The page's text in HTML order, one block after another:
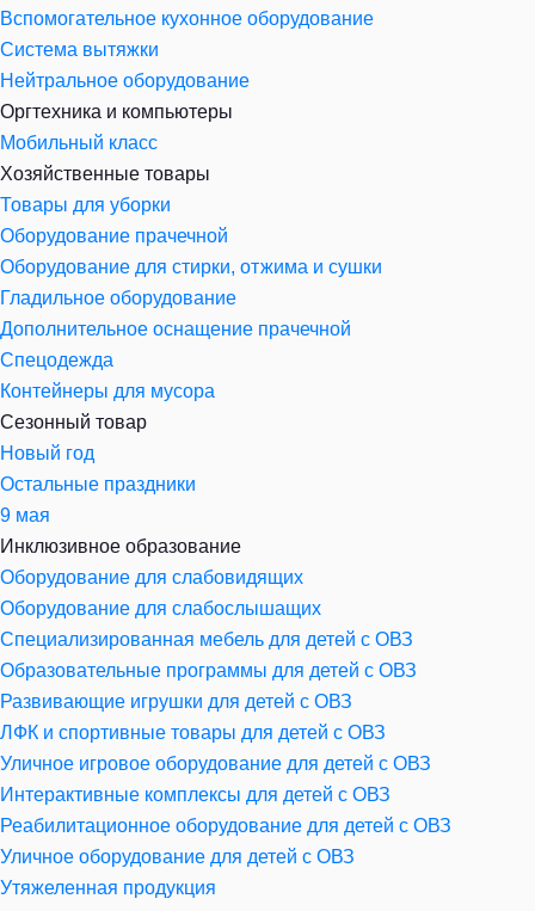
Вспомогательное кухонное оборудование
Система вытяжки
Нейтральное оборудование
Оргтехника и компьютеры
Мобильный класс
Хозяйственные товары
Товары для уборки
Оборудование прачечной
Оборудование для стирки, отжима и сушки
Гладильное оборудование
Дополнительное оснащение прачечной
Спецодежда
Контейнеры для мусора
Сезонный товар
Новый год
Остальные праздники
9 мая
Инклюзивное образование
Оборудование для слабовидящих
Оборудование для слабослышащих
Специализированная мебель для детей с ОВЗ
Образовательные программы для детей с ОВЗ
Развивающие игрушки для детей с ОВЗ
ЛФК и спортивные товары для детей с ОВЗ
Уличное игровое оборудование для детей с ОВЗ
Интерактивные комплексы для детей с ОВЗ
Реабилитационное оборудование для детей с ОВЗ
Уличное оборудование для детей с ОВЗ
Утяжеленная продукция